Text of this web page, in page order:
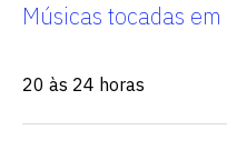
Músicas tocadas em
20 às 24 horas